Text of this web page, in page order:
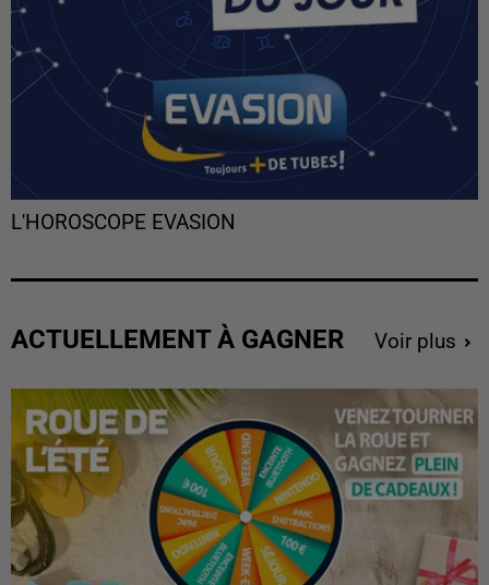
L'HOROSCOPE EVASION
ACTUELLEMENT À GAGNER Voir plus